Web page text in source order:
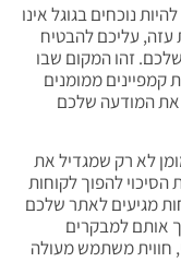
נוכחים בגוגל אינו
עזה, עליכם להבטיח
זהו המקום שבו
קמפיינים ממומנים
את המודעה שלכם
לא רק שמגדיל את
להפוך לקוחות
מגיעים לאתר שלכם
אותם למבקרים
חווית משתמש מעולה